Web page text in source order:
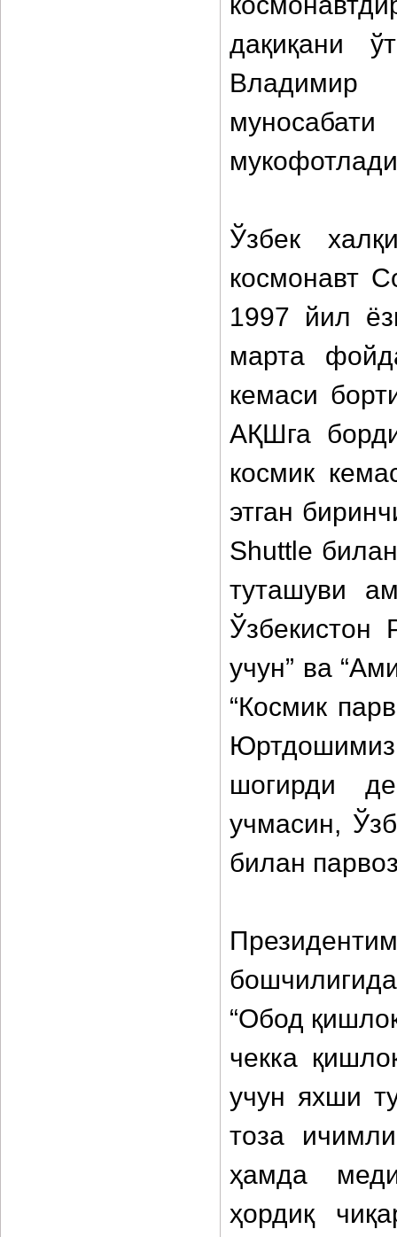
дақиқани
Владимир
Ўзбек
космонавт
1997 йил
марта
кемаси
АҚШга
космик
этган
Shuttle
туташуви
Ўзбекистон
учун” ва
“Космик
Юртдошимиз
шогирди
учмасин,
билан
“Обод
чекка
учун яхши
тоза
ҳамда
ҳордиқ